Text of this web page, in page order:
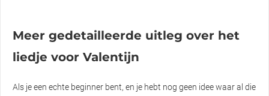
Meer gedetailleerde uitleg over het
liedje voor Valentijn
Als je een echte beginner bent, en je hebt nog geen idee waar al die